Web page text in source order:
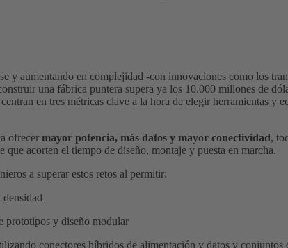
y aumentando en complejidad -con innovaciones como los
una fábrica puntera supera ya los 10.000 millones de
en tres métricas clave a la hora de elegir herramientas y
ofrecer mayor potencia, más datos y mayor conectividad,
acorten el tiempo de diseño, montaje y puesta en marcha.
a superar estos retos al permitir:
densidad
prototipos y diseño modular
conectores híbridos de alimentación y datos y conjuntos